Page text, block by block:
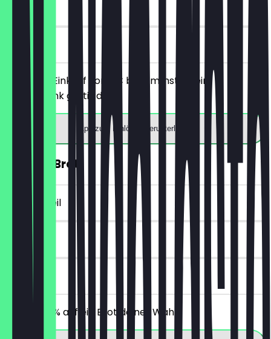
7 Tage
vor Ort
Ab einem Einkauf von 5€ bekommst du ein
Heißgetränk gratis dazu.
App zum Einlösen herunterladen
30% auf Brot
~2 € Vorteil
14 Tage
vor Ort
Erhalte 30% auf ein Brot deiner Wahl.